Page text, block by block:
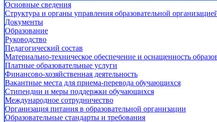
Основные сведения
Структура и органы управления образовательной
Документы
Образование
Руководство
Педагогический состав
Материально-техническое обеспечение и оснащенность
Платные образовательные услуги
Финансово-хозяйственная деятельность
Вакантные места для приема-перевода обучающихся
Стипендии и меры поддержки обучающихся
Международное сотрудничество
Организация питания в образовательной организации
Образовательные стандарты и требования